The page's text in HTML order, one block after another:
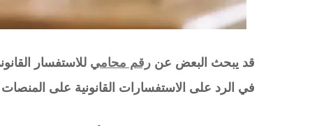
قد يبحث البعض عن رقم محامي للاستفسار
في الرد على الاستفسارات القانونية على المنصات